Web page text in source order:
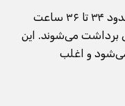
پس از تزریق داروی نهایی برای بلوغ، حدود ۳۴ تا ۳۶ ساعت
برداشت می‌شوند. این
می‌شود و اغلب